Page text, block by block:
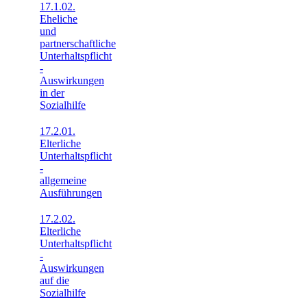
17.1.02.
Eheliche
und
partnerschaftliche
Unterhaltspflicht
-
Auswirkungen
in der
Sozialhilfe
17.2.01.
Elterliche
Unterhaltspflicht
-
allgemeine
Ausführungen
17.2.02.
Elterliche
Unterhaltspflicht
-
Auswirkungen
auf die
Sozialhilfe